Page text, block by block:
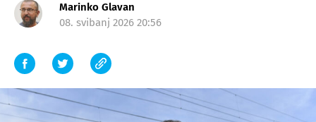
Marinko Glavan
08. svibanj 2026 20:56